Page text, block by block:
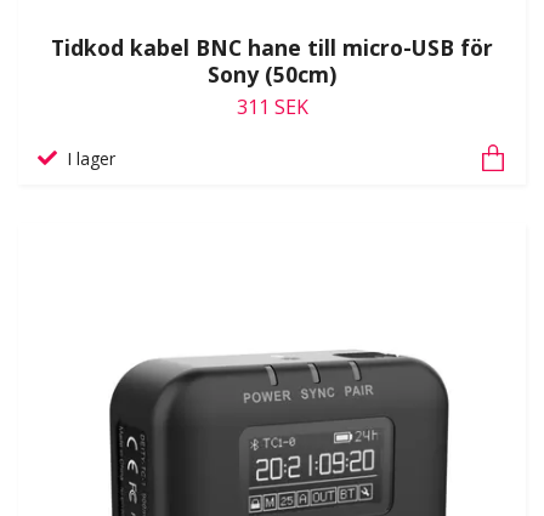
Tidkod kabel BNC hane till micro-USB för
Sony (50cm)
311 SEK
I lager